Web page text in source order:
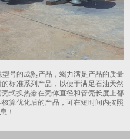
的成熟产品，竭力满足产品的质量
标准系列产品，以便于满足石油天然
式换热器在壳体直径和管壳长度上都
算优化后的产品，可在短时间内按照
！